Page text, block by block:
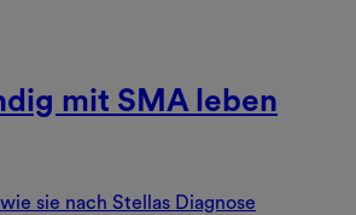
mit SMA leben
sie nach Stellas Diagnose